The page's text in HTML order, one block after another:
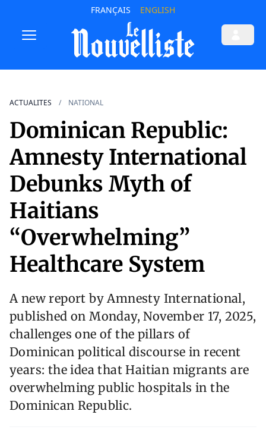
FRANÇAIS ENGLISH
ACTUALITES NATIONAL
Dominican Republic:
Amnesty International
Debunks Myth of
Haitians
“Overwhelming”
Healthcare System
A new report by Amnesty International,
published on Monday, November 17, 2025,
challenges one of the pillars of
Dominican political discourse in recent
years: the idea that Haitian migrants are
overwhelming public hospitals in the
Dominican Republic.